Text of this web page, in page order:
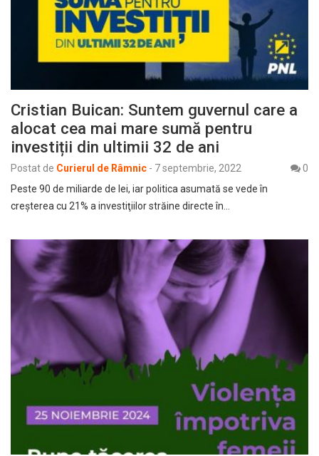
Cristian Buican: Suntem guvernul care a
alocat cea mai mare sumă pentru
investiții din ultimii 32 de ani
Postat de Curierul de Râmnic - 7 septembrie, 2022
0
Peste 90 de miliarde de lei, iar politica asumată se vede în
creșterea cu 21% a investiţiilor străine directe în…